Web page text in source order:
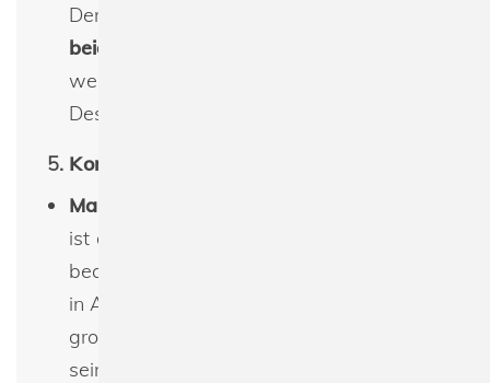
Der Kartenhalter bietet die Möglichkeit,
beidseitig bedruckt
werden, was viel Raum für kreative
Designs oder Markenlogos lässt.
5. Kompakte Abmessungen
Maße
ist der Kartenhalter kompakt und passt
bequem in jede Tasche, ohne viel Platz
in Anspruch zu nehmen. Dennoch ist er
groß genug, um funktionell und stilvoll zu
sein.